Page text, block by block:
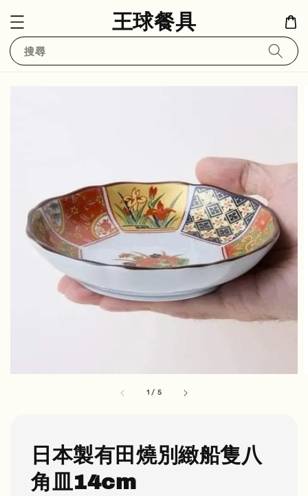
王球餐具
搜尋
1 / 5
日本製有田燒別緻船隻八
角皿14cm